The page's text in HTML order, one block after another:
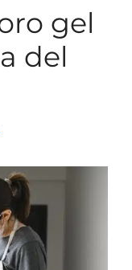
gel
del